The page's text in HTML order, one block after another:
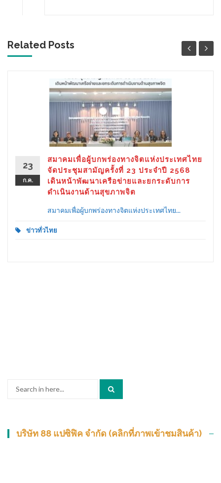
Related Posts
23
ก.ค.
สมาคมเพื่อผู้บกพร่องทางจิตแห่งประเทศไทย
จัดประชุมสามัญครั้งที่ 23 ประจำปี 2568
เดินหน้าพัฒนาเครือข่ายและยกระดับการ
ดำเนินงานด้านสุขภาพจิต
สมาคมเพื่อผู้บกพร่องทางจิตแห่งประเทศไทย...
ข่าวทั่วไทย
บริษัท 88 แปซิฟิค จำกัด (คลิกที่ภาพเข้าชมสินค้า)